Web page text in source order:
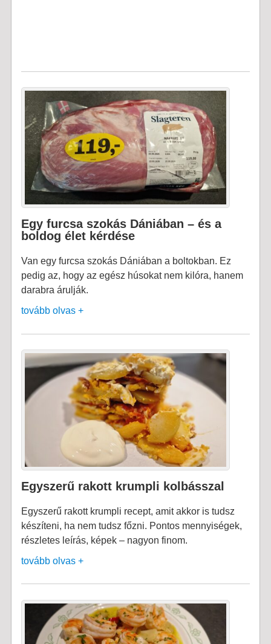
Egy furcsa szokás Dániában – és a
boldog élet kérdése
Van egy furcsa szokás Dániában a boltokban. Ez
pedig az, hogy az egész húsokat nem kilóra, hanem
darabra árulják.
tovább olvas +
Egyszerű rakott krumpli kolbásszal
Egyszerű rakott krumpli recept, amit akkor is tudsz
készíteni, ha nem tudsz főzni. Pontos mennyiségek,
részletes leírás, képek – nagyon finom.
tovább olvas +